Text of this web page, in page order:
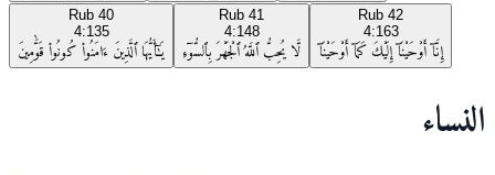
Rub 40
4:135
يَـٰٓأَيُّهَا ٱلَّذِينَ ءَامَنُوا۟ كُونُوا۟ قَوَّٰمِينَ
Rub 41
4:148
لَّا يُحِبُّ ٱللَّهُ ٱلْجَهْرَ بِٱلسُّوٓءِ
Rub 42
4:163
إِنَّآ أَوْحَيْنَآ إِلَيْكَ كَمَآ أَوْحَيْنَآ
النساء